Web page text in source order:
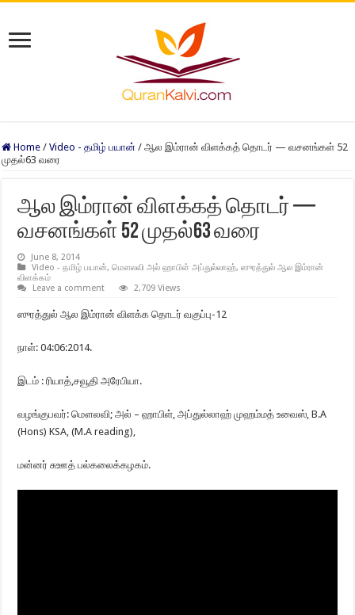
Home / Video - தமிழ் பயான் / ஆல இம்ரான் விளக்கத் தொடர் — வசனங்கள் 52
முதல்63 வரை
ஆல இம்ரான் விளக்கத் தொடர் —
வசனங்கள் 52 முதல்63 வரை
June 8, 2014
Video - தமிழ் பயான்,மௌலவி அல் ஹாபிள் அப்துல்லாஹ்,ஸுரத்துல் ஆல இம்ரான்
விளக்கம்
Leave a comment
2,709 Views
ஸுரத்துல் ஆல இம்ரான் விளக்க தொடர் வகுப்பு-12
நாள்: 04:06:2014.
இடம் : ரியாத்,சவூதி அரேபியா.
வழங்குபவர்: மௌலவி; அல் – ஹாபிள், அப்துல்லாஹ் முஹம்மத் உவைஸ், B.A
(Hons) KSA, (M.A reading),
மன்னர் சுஊத் பல்கலைக்கழகம்.